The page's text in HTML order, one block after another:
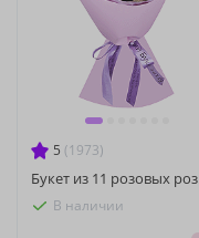
5 (1973)
Букет из 11 розовых роз
В наличии